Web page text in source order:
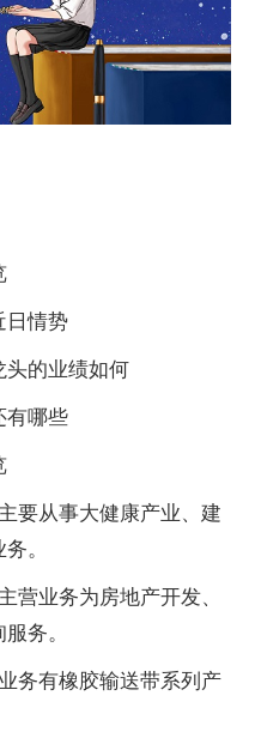
日情势
头的业绩如何
有哪些
要从事大健康产业、建
。
营业务为房地产开发、
务。
务有橡胶输送带系列产